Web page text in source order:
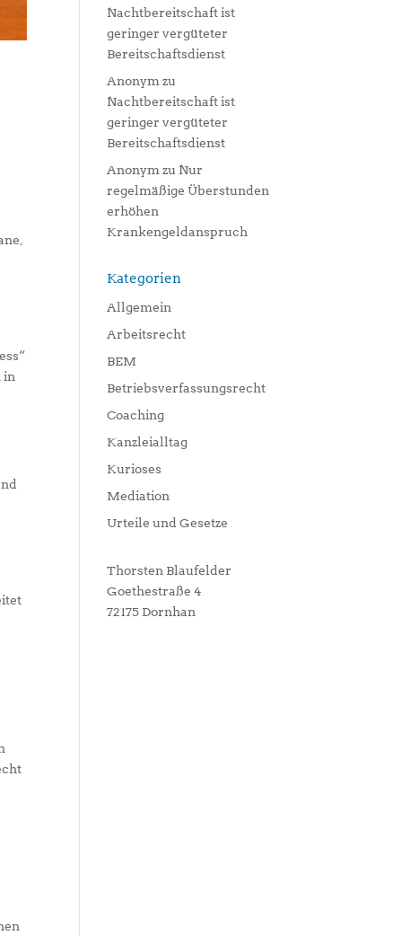
in
Nachtbereitschaft ist
geringer vergüteter
Bereitschaftsdienst
Anonym zu
Nachtbereitschaft ist
geringer vergüteter
Bereitschaftsdienst
Anonym zu Nur
regelmäßige Überstunden
erhöhen
Krankengeldanspruch
Kategorien
Allgemein
Arbeitsrecht
BEM
Betriebsverfassungsrecht
Coaching
Kanzleialltag
Kurioses
Mediation
Urteile und Gesetze
Thorsten Blaufelder
Goethestraße 4
72175 Dornhan